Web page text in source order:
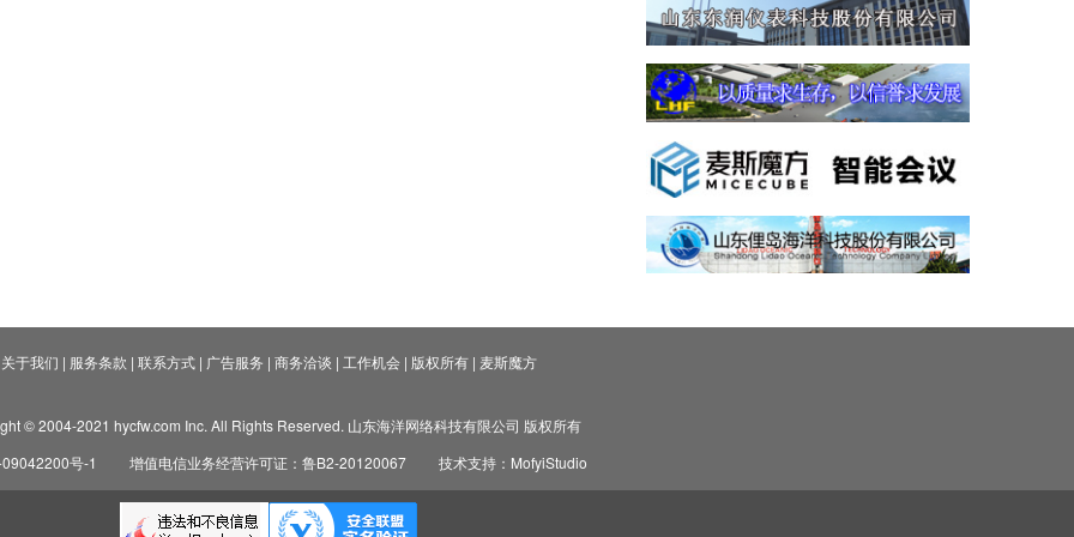
关于我们 | 服务条款 | 联系方式| 广告服务 | 商务洽谈 | 工作机会| 版权所有| 麦斯魔方
© 2004-2021 hycfw.com Inc. All Rights Reserved. 山东海洋网络科技有限公司 版权所有
号-1
增值电信业务经营许可证：鲁B2-20120067 技术支持：MofyiStudio